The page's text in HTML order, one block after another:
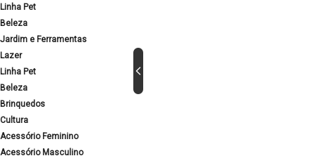
Linha Pet
Beleza
Jardim e Ferramentas
Lazer
Linha Pet
Beleza
Brinquedos
Cultura
Acessório Feminino
Acessório Masculino